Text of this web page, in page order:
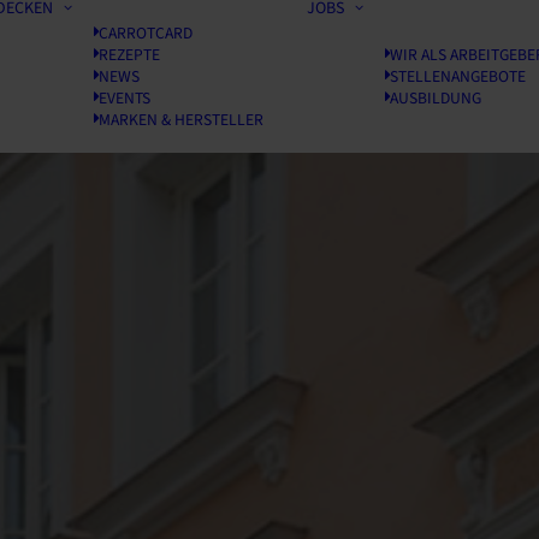
CARROTCARD
REZEPTE
NEWS
EVENTS
MARKEN & HERSTELLER
JOBS
WIR ALS
STELLENANGEBOTE
AUSBILDUNG